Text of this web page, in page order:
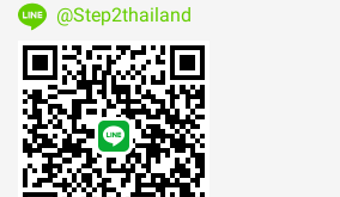
@Step2thailand